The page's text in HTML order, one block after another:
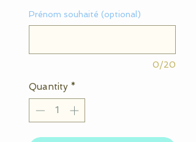
Prénom souhaité (optional)
0/20
Quantity *